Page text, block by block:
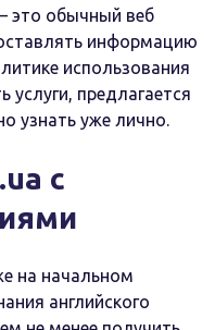
это обычный веб
информацию
использования
предлагается
узнать уже лично.
с
на начальном
английского